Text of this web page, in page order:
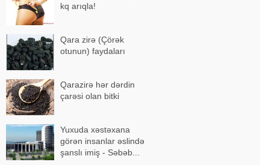
kq arıqla!
Qara zirə (Çörək
otunun) faydaları
Qarazirə hər dərdin
çarəsi olan bitki
Yuxuda xəstəxana
görən insanlar əslində
şanslı imiş - Səbəb...